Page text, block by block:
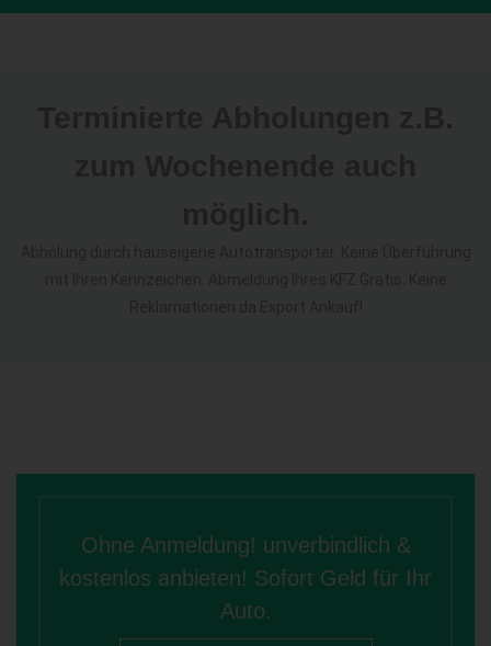
Ohne Anmeldung! unverbindlich &
kostenlos anbieten! Sofort Geld für Ihr
Auto.